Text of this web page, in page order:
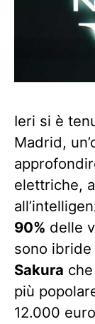
Ieri si è
Madrid,
elettriche,
90% delle
sono
Sakura
più
12.000